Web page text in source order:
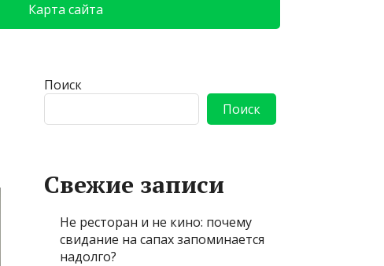
Карта сайта
Поиск
Поиск
Свежие записи
Не ресторан и не кино: почему
свидание на сапах запоминается
надолго?